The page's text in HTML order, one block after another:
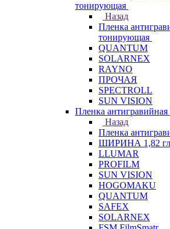
тонирующая
Назад
Пленка
тонирующая
QUANTUM
SOLARNEX
RAYNO
ПРОЧАЯ
SPECTROLL
SUN VISION
Пленка
Назад
Пленка
ШИРИНА 1,82
LLUMAR
PROFILM
SUN VISION
HOGOMAKU
QUANTUM
SAFEX
SOLARNEX